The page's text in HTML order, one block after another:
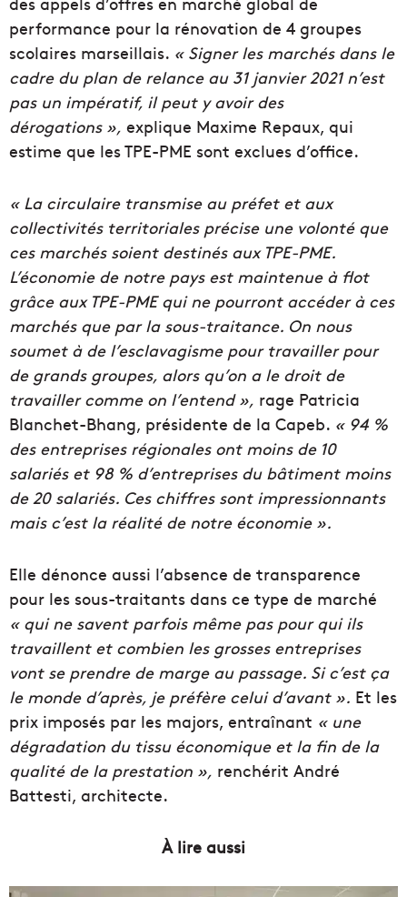
performance pour la rénovation de 4 groupes
scolaires marseillais. « Signer les marchés dans le
cadre du plan de relance au 31 janvier 2021 n’est
pas un impératif, il peut y avoir des
dérogations », explique Maxime Repaux, qui
estime que les TPE-PME sont exclues d’office.
« La circulaire transmise au préfet et aux
collectivités territoriales précise une volonté que
ces marchés soient destinés aux TPE-PME.
L’économie de notre pays est maintenue à flot
grâce aux TPE-PME qui ne pourront accéder à ces
marchés que par la sous-traitance. On nous
soumet à de l’esclavagisme pour travailler pour
de grands groupes, alors qu’on a le droit de
travailler comme on l’entend », rage Patricia
Blanchet-Bhang, présidente de la Capeb. « 94 %
des entreprises régionales ont moins de 10
salariés et 98 % d’entreprises du bâtiment moins
de 20 salariés. Ces chiffres sont impressionnants
mais c’est la réalité de notre économie ».
Elle dénonce aussi l’absence de transparence
pour les sous-traitants dans ce type de marché
« qui ne savent parfois même pas pour qui ils
travaillent et combien les grosses entreprises
vont se prendre de marge au passage. Si c’est ça
le monde d’après, je préfère celui d’avant ». Et les
prix imposés par les majors, entraînant « une
dégradation du tissu économique et la fin de la
qualité de la prestation », renchérit André
Battesti, architecte.
À lire aussi